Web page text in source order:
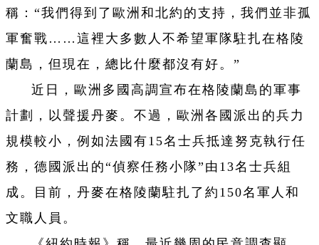
稱：“我們得到了歐洲和北約的支持，我們並非孤
軍奮戰……這裡大多數人不希望軍隊駐扎在格陵
蘭島，但現在，總比什麼都沒有好。”
近日，歐洲多國高調宣布在格陵蘭島的軍事
計劃，以聲援丹麥。不過，歐洲各國派出的兵力
規模較小，例如法國有15名士兵抵達努克執行任
務，德國派出的“偵察任務小隊”由13名士兵組
成。目前，丹麥在格陵蘭駐扎了約150名軍人和
文職人員。